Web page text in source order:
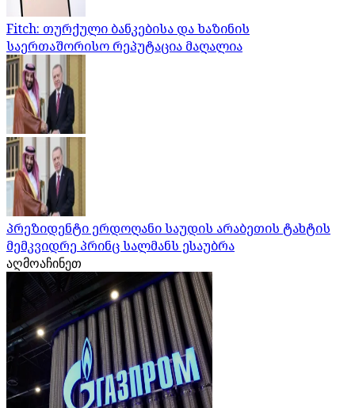
Fitch: თურქული ბანკებისა და ხაზინის
საერთაშორისო რეპუტაცია მაღალია
პრეზიდენტი ერდოღანი საუდის არაბეთის ტახტის
მემკვიდრე პრინც სალმანს ესაუბრა
აღმოაჩინეთ